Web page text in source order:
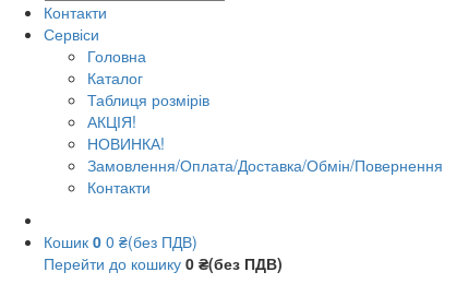
Контакти
Сервіси
Головна
Каталог
Таблиця розмірів
АКЦІЯ!
НОВИНКА!
Замовлення/Оплата/Доставка/Обмін/Повернення
Контакти
Кошик 0 0 ₴(без ПДВ)
Перейти до кошику 0 ₴(без ПДВ)